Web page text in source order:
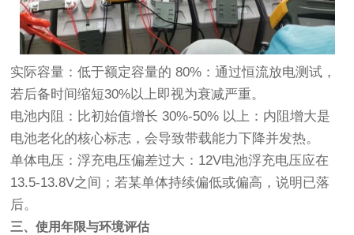
实际容量：低于额定容量的 80%：通过恒流放电测试，
若后备时间缩短30%以上即视为衰减严重。
电池内阻：比初始值增长 30%-50% 以上：内阻增大是
电池老化的核心标志，会导致带载能力下降并发热。
单体电压：浮充电压偏差过大：12V电池浮充电压应在
13.5-13.8V之间；若某单体持续偏低或偏高，说明已落
后。
三、使用年限与环境评估